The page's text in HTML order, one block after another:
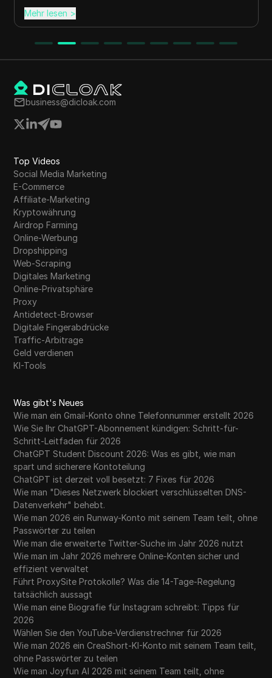
Mehr lesen >
business@dicloak.com
Top Videos
Social Media Marketing
E-Commerce
Affiliate-Marketing
Kryptowährung
Airdrop Farming
Online-Werbung
Dropshipping
Web-Scraping
Digitales Marketing
Online-Privatsphäre
Proxy
Antidetect-Browser
Digitale Fingerabdrücke
Traffic-Arbitrage
Geld verdienen
KI-Tools
Was gibt's Neues
Wie man ein Gmail-Konto ohne Telefonnummer erstellt 2026
Wie Sie Ihr ChatGPT-Abonnement kündigen: Schritt-für-
Schritt-Leitfaden für 2026
ChatGPT Student Discount 2026: Was es gibt, wie man
spart und sicherere Kontoteilung
ChatGPT ist derzeit voll besetzt: 7 Fixes für 2026
Wie man "Dieses Netzwerk blockiert verschlüsselten DNS-
Datenverkehr" behebt.
Wie man 2026 ein Runway-Konto mit seinem Team teilt, ohne
Passwörter zu teilen
Wie man die erweiterte Twitter-Suche im Jahr 2026 nutzt
Wie man im Jahr 2026 mehrere Online-Konten sicher und
effizient verwaltet
Führt ProxySite Protokolle? Was die 14-Tage-Regelung
tatsächlich aussagt
Wie man eine Biografie für Instagram schreibt: Tipps für
2026
Wählen Sie den YouTube-Verdienstrechner für 2026
Wie man 2026 ein CreaShort-KI-Konto mit seinem Team teilt,
ohne Passwörter zu teilen
Wie man Joyfun AI 2026 mit seinem Team teilt, ohne